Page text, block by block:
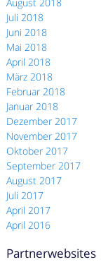
Juli 2018
Juni 2018
Mai 2018
April 2018
März 2018
Februar 2018
Januar 2018
Dezember 2017
November 2017
Oktober 2017
September 2017
August 2017
Juli 2017
April 2017
April 2016
Partnerwebsites